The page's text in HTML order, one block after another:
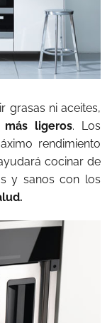
grasas ni aceites,
más ligeros. Los
rendimiento
cocinar de
y sanos con los